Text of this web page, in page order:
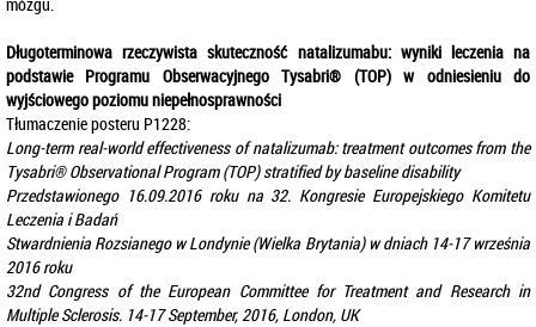
Długoterminowa rzeczywista skuteczność natalizumabu: wyniki leczenia na
podstawie Programu Obserwacyjnego Tysabri® (TOP) w odniesieniu do
wyjściowego poziomu niepełnosprawności
Tłumaczenie posteru P1228:
Long-term real-world effectiveness of natalizumab: treatment outcomes from the
Tysabri® Observational Program (TOP) stratified by baseline disability
Przedstawionego 16.09.2016 roku na 32. Kongresie Europejskiego Komitetu
Leczenia i Badań
Stwardnienia Rozsianego w Londynie (Wielka Brytania) w dniach 14-17 września
2016 roku
32nd Congress of the European Committee for Treatment and Research in
Multiple Sclerosis. 14-17 September, 2016, London, UK